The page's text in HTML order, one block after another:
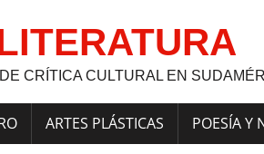
CRÍTICA CULTURAL EN
ARTES PLÁSTICAS POESÍA Y